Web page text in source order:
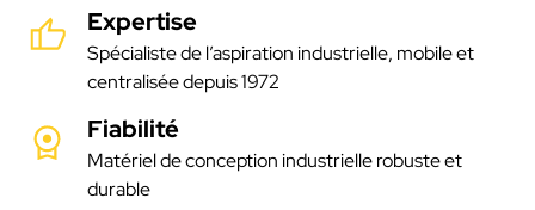
Expertise
Spécialiste de l’aspiration industrielle, mobile et
centralisée depuis 1972
Fiabilité
Matériel de conception industrielle robuste et
durable